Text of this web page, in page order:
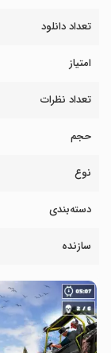
تعداد دانلود
امتیاز
تعداد نظرات
حجم
نوع
دسته‌بندی
سازنده